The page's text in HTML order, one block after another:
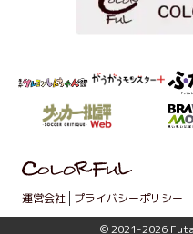
運営会社 プライバシーポリシー
© 2021-2026